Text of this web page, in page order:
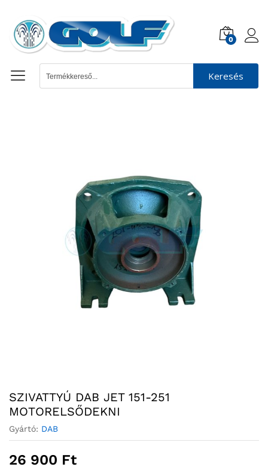
0
Keresés
SZIVATTYÚ DAB JET 151-251
MOTORELSŐDEKNI
Gyártó: DAB
26 900 Ft